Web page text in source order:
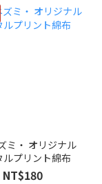
ミ・ オリジナル
ルプリント綿布
NT$180